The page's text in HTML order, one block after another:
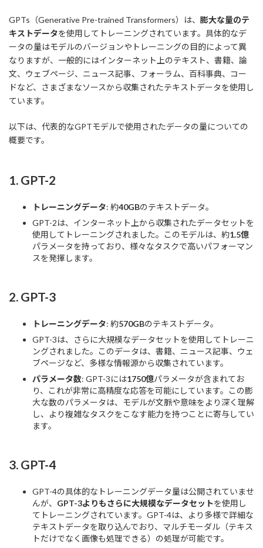
GPTs（Generative Pre-trained Transformers）は、 膨大な量のテ
キストデータを使用してトレーニングされています。具体的なデ
ータの量はモデルのバージョンやトレーニングの目的によって異
なりますが、一般的にはインターネット上のテキスト、書籍、論
文、ウェブページ、ニュース記事、フォーラム、百科事典、コー
ドなど、さまざまなソースから収集されたテキストデータを使用し
ています。
以下は、代表的なGPTモデルで使用されたデータの量についての
概要です。
1. GPT-2
トレーニングデータ: 約40GBのテキストデータ。
GPT-2は、インターネット上から収集されたデータセットを
使用してトレーニングされました。このモデルは、約1.5億
パラメータを持っており、様々なタスクで高いパフォーマン
スを発揮します。
2. GPT-3
トレーニングデータ: 約570GBのテキストデータ。
GPT-3は、さらに大規模なデータセットを使用してトレーニ
ングされました。このデータは、書籍、ニュース記事、ウェ
ブページなど、多様な情報源から収集されています。
パラメータ数: GPT-3には1750億パラメータが含まれてお
り、これが非常に高精度な応答を可能にしています。この膨
大な数のパラメータは、モデルが文脈や意味をより深く理解
し、より複雑なタスクをこなす能力を持つことに寄与してい
ます。
3. GPT-4
GPT-4の具体的なトレーニングデータ量は公開されていませ
んが、 GPT-3よりもさらに大規模なデータセットを使用し
てトレーニングされています。GPT-4は、より多様で詳細な
テキストデータを取り込んでおり、マルチモーダル（テキス
トだけでなく画像も処理できる）の処理が可能です。